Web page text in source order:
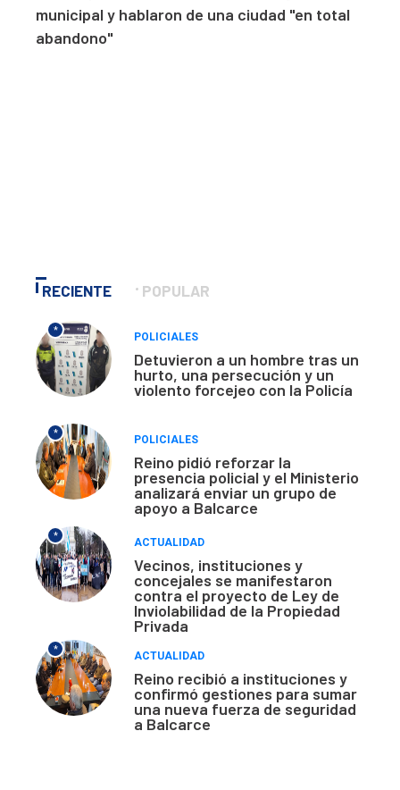
municipal y hablaron de una ciudad "en total
abandono"
RECIENTE POPULAR
*
POLICIALES
Detuvieron a un hombre tras un
hurto, una persecución y un
violento forcejeo con la Policía
*
POLICIALES
Reino pidió reforzar la
presencia policial y el Ministerio
analizará enviar un grupo de
apoyo a Balcarce
*
ACTUALIDAD
Vecinos, instituciones y
concejales se manifestaron
contra el proyecto de Ley de
Inviolabilidad de la Propiedad
Privada
*
ACTUALIDAD
Reino recibió a instituciones y
confirmó gestiones para sumar
una nueva fuerza de seguridad
a Balcarce